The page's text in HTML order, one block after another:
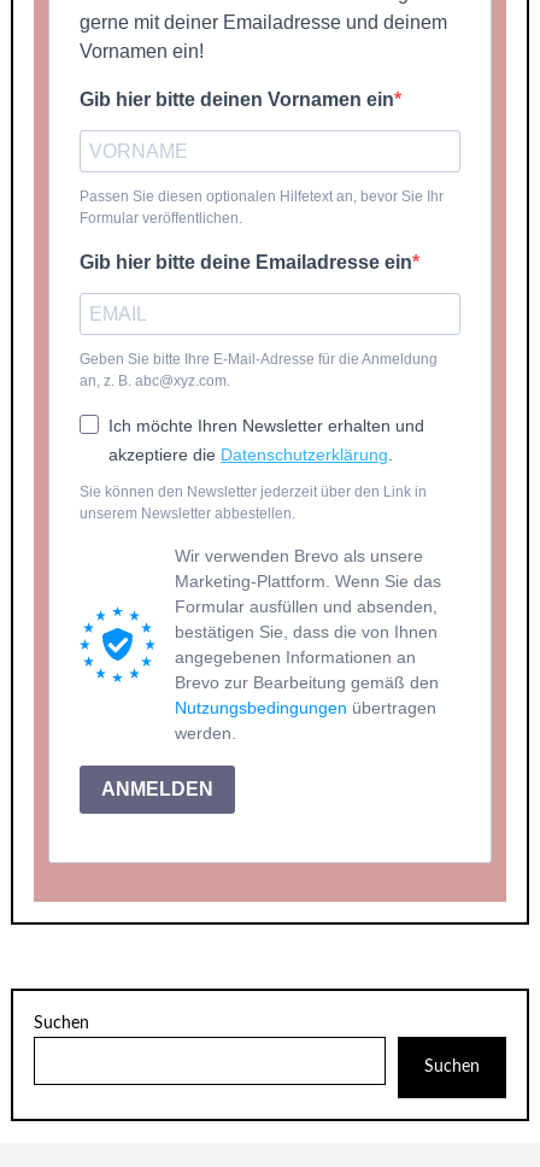
gerne mit deiner Emailadresse und deinem
Vornamen ein!
Gib hier bitte deinen Vornamen ein
Passen Sie diesen optionalen Hilfetext an, bevor Sie Ihr
Formular veröffentlichen.
Gib hier bitte deine Emailadresse ein
Geben Sie bitte Ihre E-Mail-Adresse für die Anmeldung
an, z. B. abc@xyz.com.
Ich möchte Ihren Newsletter erhalten und
akzeptiere die Datenschutzerklärung
Sie können den Newsletter jederzeit über den Link in
unserem Newsletter abbestellen.
Wir verwenden Brevo als unsere
Marketing-Plattform. Wenn Sie das
Formular ausfüllen und absenden,
bestätigen Sie, dass die von Ihnen
angegebenen Informationen an
Brevo zur Bearbeitung gemäß den
Nutzungsbedingungen übertragen
werden.
ANMELDEN
Suchen
Suchen